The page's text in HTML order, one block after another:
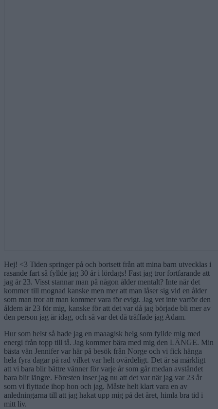
Hej! <3 Tiden springer på och bortsett från att mina barn utvecklas i
rasande fart så fyllde jag 30 år i lördags! Fast jag tror fortfarande att
jag är 23. Visst stannar man på någon ålder mentalt? Inte när det
kommer till mognad kanske men mer att man låser sig vid en ålder
som man tror att man kommer vara för evigt. Jag vet inte varför den
åldern är 23 för mig, kanske för att det var då jag började bli mer av
den person jag är idag, och så var det då träffade jag Adam.
Hur som helst så hade jag en maaagisk helg som fyllde mig med
energi från topp till tå. Jag kommer bära med mig den LÄNGE. Min
bästa vän Jennifer var här på besök från Norge och vi fick hänga
hela fyra dagar på rad vilket var helt ovärdeligt. Det är så märkligt
att vi bara blir bättre vänner för varje år som går medan avståndet
bara blir längre. Föresten inser jag nu att det var när jag var 23 år
som vi flyttade ihop hon och jag. Måste helt klart vara en av
anledningarna till att jag hakat upp mig på det året, himla bra tid i
mitt liv.